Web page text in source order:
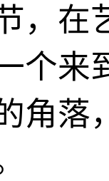
，在
个来
角落